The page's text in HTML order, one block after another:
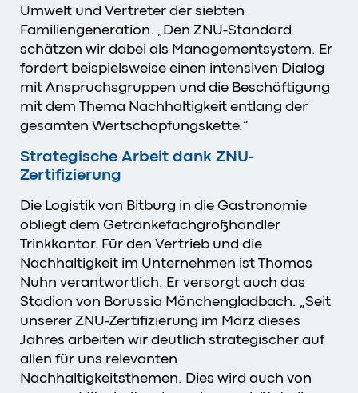
Umwelt und Vertreter der siebten
Familiengeneration. „Den ZNU-Standard
schätzen wir dabei als Managementsystem. Er
fordert beispielsweise einen intensiven Dialog
mit Anspruchsgruppen und die Beschäftigung
mit dem Thema Nachhaltigkeit entlang der
gesamten Wertschöpfungskette.“
Strategische Arbeit dank ZNU-
Zertifizierung
Die Logistik von Bitburg in die Gastronomie
obliegt dem Getränkefachgroßhändler
Trinkkontor. Für den Vertrieb und die
Nachhaltigkeit im Unternehmen ist Thomas
Nuhn verantwortlich. Er versorgt auch das
Stadion von Borussia Mönchengladbach. „Seit
unserer ZNU-Zertifizierung im März dieses
Jahres arbeiten wir deutlich strategischer auf
allen für uns relevanten
Nachhaltigkeitsthemen. Dies wird auch von